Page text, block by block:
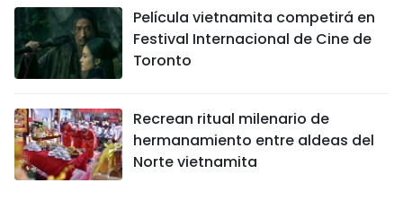
Película vietnamita competirá en
Festival Internacional de Cine de
Toronto
Recrean ritual milenario de
hermanamiento entre aldeas del
Norte vietnamita